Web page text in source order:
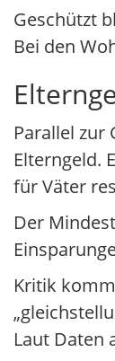
Geschützt
Bei den
Parallel
Elterngeld.
für Väter
Der
Kritik
Laut Daten